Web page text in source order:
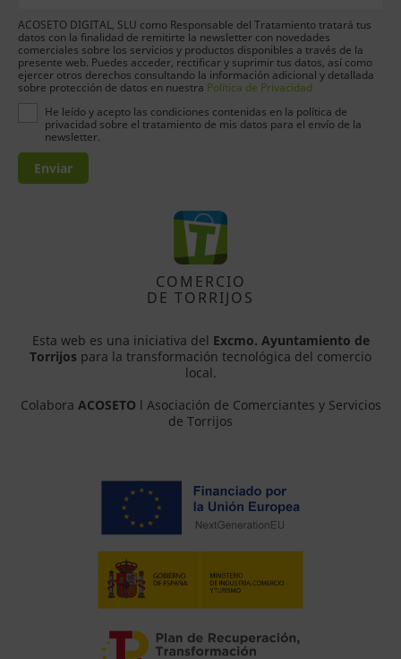
ACOSETO DIGITAL, SLU como Responsable del Tratamiento tratará tus
datos con la finalidad de remitirte la newsletter con novedades
comerciales sobre los servicios y productos disponibles a través de la
presente web. Puedes acceder, rectificar y suprimir tus datos, así como
ejercer otros derechos consultando la información adicional y detallada
sobre protección de datos en nuestra Política de Privacidad
He leído y acepto las condiciones contenidas en la política de
privacidad sobre el tratamiento de mis datos para el envío de la
newsletter.
Enviar
COMERCIO
DE TORRIJOS
Esta web es una iniciativa del Excmo. Ayuntamiento de
Torrijos para la transformación tecnológica del comercio
local.
Colabora ACOSETO l Asociación de Comerciantes y Servicios
de Torrijos